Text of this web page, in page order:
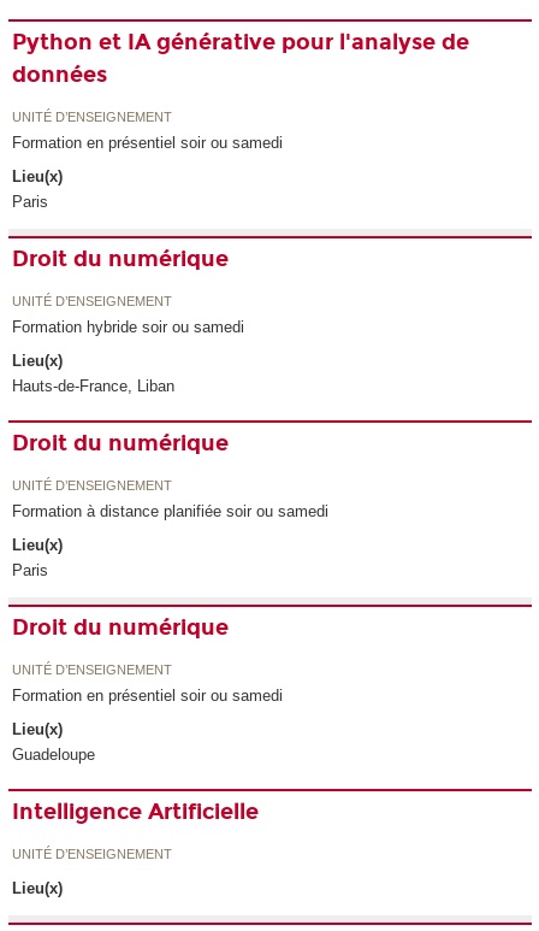
Python et IA générative pour l'analyse de
données
UNITÉ D’ENSEIGNEMENT
Formation en présentiel soir ou samedi
Lieu(x)
Paris
Droit du numérique
UNITÉ D’ENSEIGNEMENT
Formation hybride soir ou samedi
Lieu(x)
Hauts-de-France, Liban
Droit du numérique
UNITÉ D’ENSEIGNEMENT
Formation à distance planifiée soir ou samedi
Lieu(x)
Paris
Droit du numérique
UNITÉ D’ENSEIGNEMENT
Formation en présentiel soir ou samedi
Lieu(x)
Guadeloupe
Intelligence Artificielle
UNITÉ D’ENSEIGNEMENT
Lieu(x)